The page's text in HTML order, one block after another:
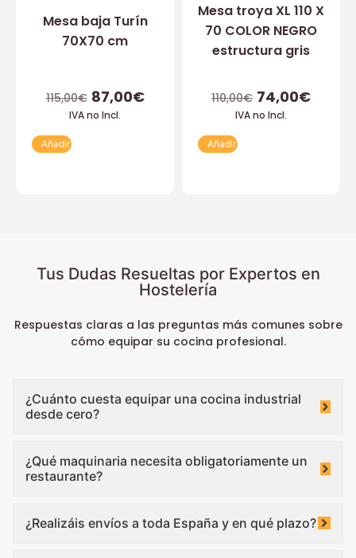
Mesa baja Turín
70X70 cm
115,00€ 87,00€
IVA no Incl.
Añadir
Mesa troya XL 110 X
70 COLOR NEGRO
estructura gris
110,00€ 74,00€
IVA no Incl.
Añadir
Tus Dudas Resueltas por Expertos en
Hostelería
Respuestas claras a las preguntas más comunes sobre
cómo equipar su cocina profesional.
¿Cuánto cuesta equipar una cocina industrial
desde cero?
¿Qué maquinaria necesita obligatoriamente un
restaurante?
¿Realizáis envíos a toda España y en qué plazo?